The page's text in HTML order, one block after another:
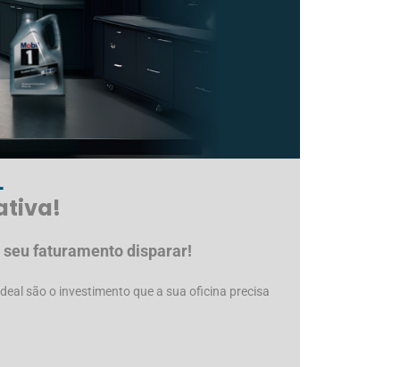
seu faturamento disparar!
são o investimento que a sua oficina precisa